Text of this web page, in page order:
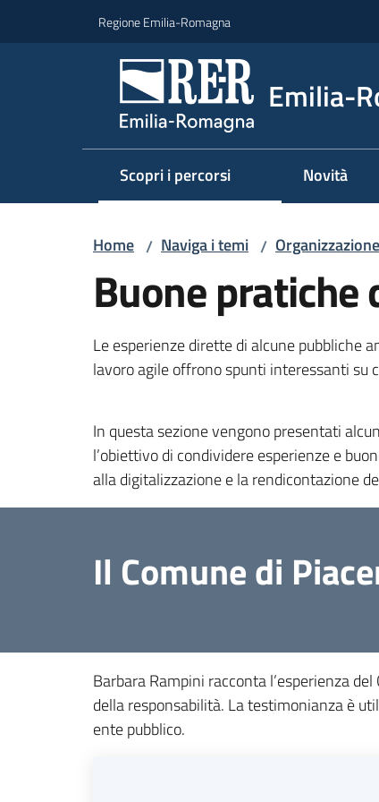
Regione Emilia-Romagna
Emilia-
Scopri i percorsi Novità
Home / Naviga i temi /
Buone pratiche
Le esperienze dirette di alcune pubbliche
lavoro agile offrono spunti interessanti su
In questa sezione vengono presentati
l’obiettivo di condividere esperienze e
alla digitalizzazione e la rendicontazione
Il Comune di
Barbara Rampini racconta l’esperienza
della responsabilità. La testimonianza è
ente pubblico.